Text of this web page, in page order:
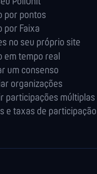
por pontos
por Faixa
no seu próprio site
em tempo real
um consenso
organizações
participações múltiplas
e taxas de participação